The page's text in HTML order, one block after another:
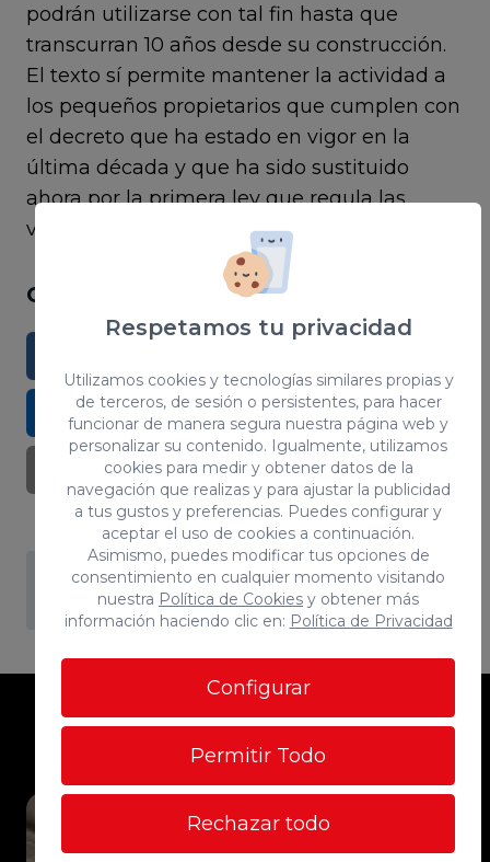
podrán utilizarse con tal fin hasta que
transcurran 10 años desde su construcción.
El texto sí permite mantener la actividad a
los pequeños propietarios que cumplen con
el decreto que ha estado en vigor en la
última década y que ha sido sustituido
ahora por la primera ley que regula las
viviendas turísticas.
Comparte el artículo si te ha gustado
LINKEDIN WHATSAPP
EMAIL
Inicio / Blog / Canarias aprueba la
primera...
/
También te puedeinteresar
Respetamos tu privacidad
Utilizamos cookies y tecnologías similares propias y
de terceros, de sesión o persistentes, para hacer
funcionar de manera segura nuestra página web y
personalizar su contenido. Igualmente, utilizamos
cookies para medir y obtener datos de la
navegación que realizas y para ajustar la publicidad
a tus gustos y preferencias. Puedes configurar y
aceptar el uso de cookies a continuación.
Asimismo, puedes modificar tus opciones de
consentimiento en cualquier momento visitando
nuestra Política de Cookies y obtener más
información haciendo clic en: Política de Privacidad
Configurar
Permitir Todo
Rechazar todo